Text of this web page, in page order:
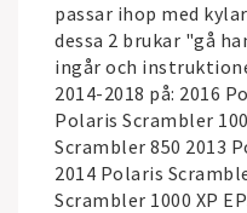
passar ihop med
dessa 2 brukar "gå
ingår och
2014-2018 på: 2016
Polaris Scrambler
Scrambler 850 2013
2014 Polaris
Scrambler 1000 XP